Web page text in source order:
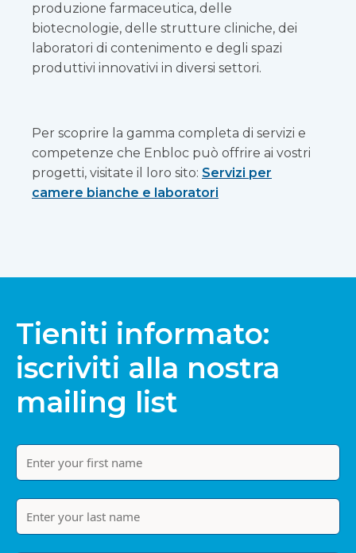
produzione farmaceutica, delle
biotecnologie, delle strutture cliniche, dei
laboratori di contenimento e degli spazi
produttivi innovativi in diversi settori.
Per scoprire la gamma completa di servizi e
competenze che Enbloc può offrire ai vostri
progetti, visitate il loro sito: Servizi per
camere bianche e laboratori
Tieniti informato:
iscriviti alla nostra
mailing list